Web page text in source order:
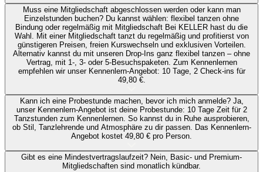
Muss eine Mitgliedschaft abgeschlossen werden oder kann man
Einzelstunden buchen? Du kannst wählen: flexibel tanzen ohne
Bindung oder regelmäßig mit Mitgliedschaft Bei KELLER hast du die
Wahl. Mit einer Mitgliedschaft tanzt du regelmäßig und profitierst von
günstigeren Preisen, freien Kurswechseln und exklusiven Vorteilen.
Alternativ kannst du mit unseren Drop-Ins ganz flexibel tanzen – ohne
Vertrag, mit 1-, 3- oder 5-Besuchspaketen. Zum Kennenlernen
empfehlen wir unser Kennenlern-Angebot: 10 Tage, 2 Check-ins für
49,80 €.
Kann ich eine Probestunde machen, bevor ich mich anmelde? Ja,
unser Kennenlern-Angebot ist deine Probestunde: 10 Tage Zeit für 2
Tanzstunden zum Kennenlernen. So kannst du in Ruhe ausprobieren,
ob Stil, Tanzlehrende und Atmosphäre zu dir passen. Das Kennenlern-
Angebot kostet 49,80 € pro Person.
Gibt es eine Mindestvertragslaufzeit? Nein, Basic- und Premium-
Mitgliedschaften sind monatlich kündbar.